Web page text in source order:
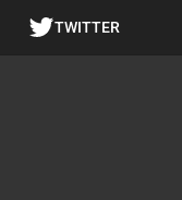
TWITTER